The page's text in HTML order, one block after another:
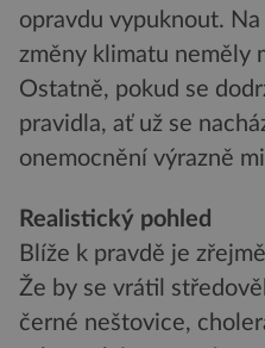
opravdu vypuknout.
změny klimatu neměly
Ostatně, pokud se
pravidla, ať už se
onemocnění výrazně
Realistický pohled
Blíže k pravdě je
Že by se vrátil
černé neštovice,